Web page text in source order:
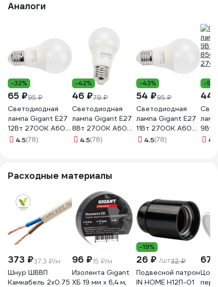
Аналоги
-32%
65 ₽95 ₽
Светодиодная
лампа Gigant E27
12Вт 2700К А60
900Лм G-E27-12-
4.5(78)
-42%
46 ₽79 ₽
Светодиодная
лампа Gigant E27
8Вт 2700К А60
600Лм G-E27-8-
4.5(78)
-43%
54 ₽95 ₽
Светодиодная
лампа Gigant E27
11Вт 2700К А60
900Лм G-E27-11-
4.5(78)
-
44
9Вт
4.5
Расходные материалы
373 ₽37.3 ₽/м
Шнур ШВВП
Камкабель 2x0.75
96 ₽15 ₽/м
Изолента Gigant
ХБ 19 мм х 6,4 м,
-19%
26 ₽ /шт32 ₽
Подвесной патрон
IN HOME Н12П-01
67